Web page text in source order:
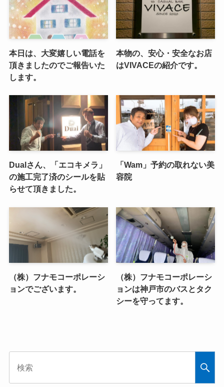
本日は、大変嬉しい電話を
頂きましたのでご報告いた
します。
本物の、安心・安全なお店
はVIVACEの紹介です。
Dualさん、「エコキメラ」
の施工完了済のシールを貼
らせて頂きました。
「Wam」予約の取れない美
容院
（株）フナモコーポレーシ
ョンでございます。
（株）フナモコーポレーシ
ョンは神戸市のバスとタク
シーを守ってます。